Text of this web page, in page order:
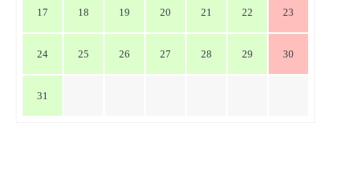
17 18 19 20 21 22 23
24 25 26 27 28 29 30
31